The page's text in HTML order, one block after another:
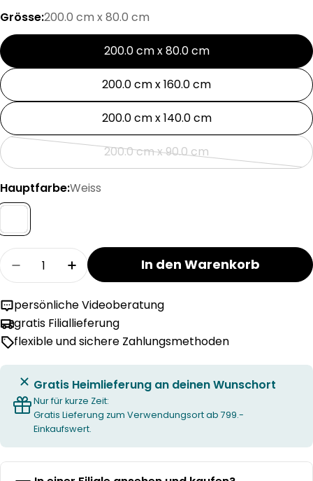
Grösse:200.0 cm x 80.0 cm
200.0 cm x 80.0 cm
200.0 cm x 160.0 cm
200.0 cm x 140.0 cm
200.0 cm x 90.0 cm
Variante
Hauptfarbe:Weiss
Menge
Menge für bico SPRINGTOP FLOAT firm
Menge für bico SPRINGTOP FLOAT
In den Warenkorb
persönliche Videoberatung
gratis Filiallieferung
flexible und sichere Zahlungsmethoden
Gratis Heimlieferung an deinen Wunschort
Nur für kurze Zeit:
Gratis Lieferung zum Verwendungsort ab 799.-
Einkaufswert.